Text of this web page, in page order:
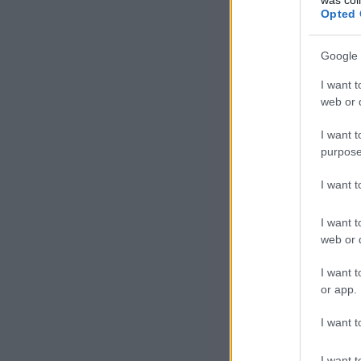
Opted
Google
I want
web or
I want
I want
I want
web or
I want
or app.
I want